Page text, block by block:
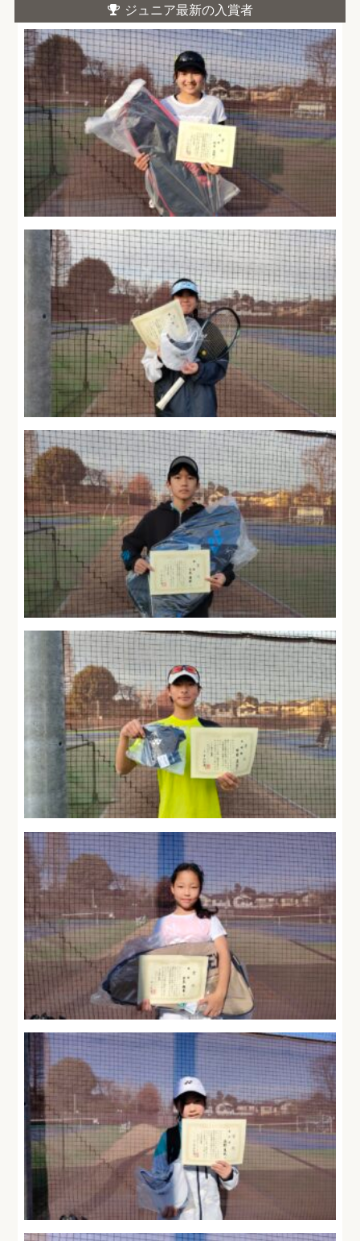
ジュニア最新の入賞者